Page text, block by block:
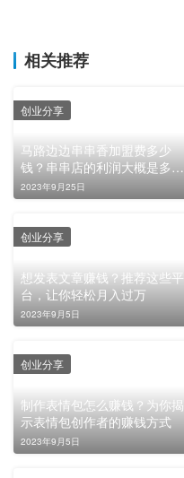
相关推荐
马路边边串串香加盟费多少
钱？串串店的利润大概是多
少？
2023年9月25日
创业分享
想发表文章赚钱？推荐这些平
台，让你轻松月入过万
2023年9月5日
创业分享
制作表情包怎么赚钱？为你揭
示表情包创作者的赚钱方式
2023年9月5日
创业分享